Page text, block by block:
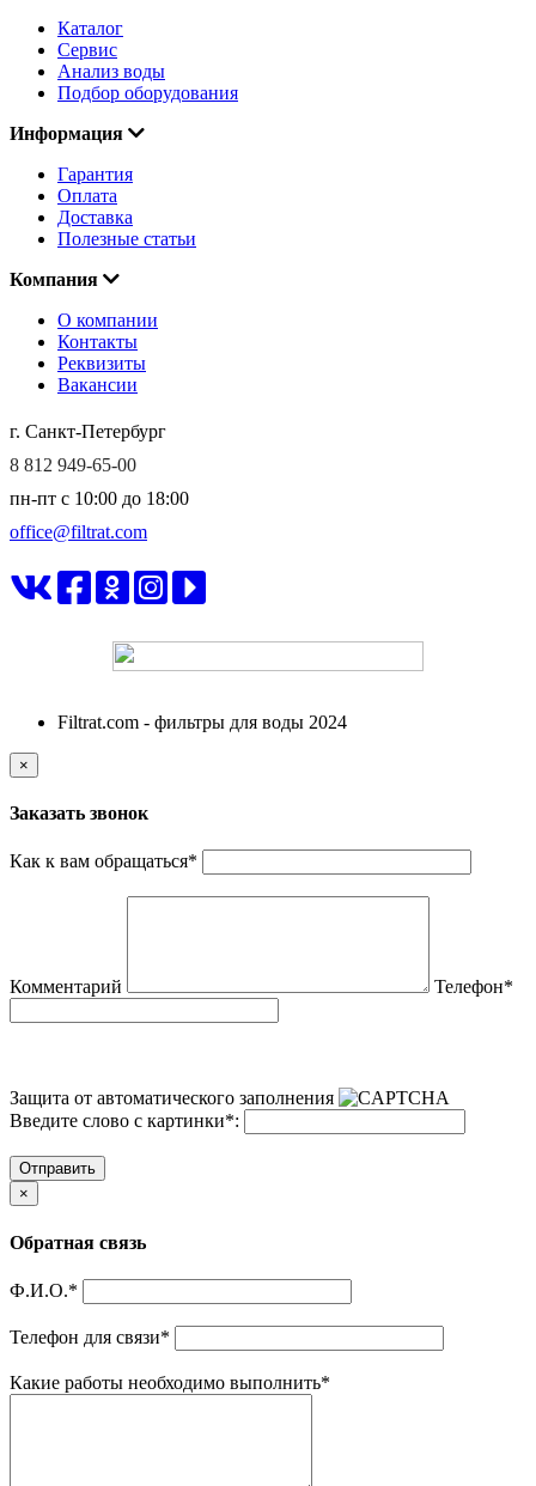
Каталог
Сервис
Анализ воды
Подбор оборудования
Информация
Гарантия
Оплата
Доставка
Полезные статьи
Компания
О компании
Контакты
Реквизиты
Вакансии
г. Санкт-Петербург
8 812 949-65-00
пн-пт c 10:00 до 18:00
office@filtrat.com
Filtrat.com - фильтры для воды 2024
×
Заказать звонок
Как к вам обращаться*
Комментарий Телефон*
Защита от автоматического заполнения
Введите слово с картинки*:
Отправить
×
Обратная связь
Ф.И.О.*
Телефон для связи*
Какие работы необходимо выполнить*